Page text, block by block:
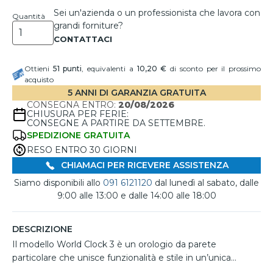
Quantità
Sei un'azienda o un professionista che lavora con
grandi forniture?
Ottieni 51 punti, equivalenti a 10,20 € di sconto per il prossimo
acquisto
5 ANNI DI GARANZIA GRATUITA
CONSEGNA ENTRO: 20/08/2026
CHIUSURA PER FERIE:
CONSEGNE A PARTIRE DA SETTEMBRE.
SPEDIZIONE GRATUITA
RESO ENTRO 30 GIORNI
CHIAMACI PER RICEVERE ASSISTENZA
Siamo disponibili allo 091 6121120 dal lunedì al sabato, dalle
9:00 alle 13:00 e dalle 14:00 alle 18:00
DESCRIZIONE
Il modello World Clock 3 è un orologio da parete
particolare che unisce funzionalità e stile in un’unica